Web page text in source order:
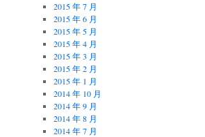
2015 年 7 月
2015 年 6 月
2015 年 5 月
2015 年 4 月
2015 年 3 月
2015 年 2 月
2015 年 1 月
2014 年 10 月
2014 年 9 月
2014 年 8 月
2014 年 7 月